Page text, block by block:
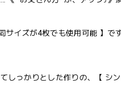
サイズが4枚でも使用可能 】で
しっかりとした作りの、【 シ